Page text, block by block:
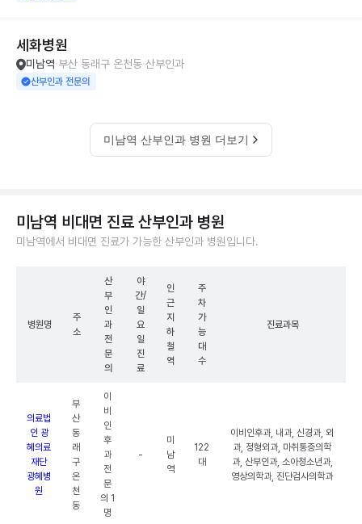
세화병원
미남역 부산 동래구 온천동 산부인과
산부인과 전문의
미남역 산부인과 병원 더보기
미남역 비대면 진료 산부인과 병원
미남역에서 비대면 진료가 가능한 산부인과 병원입니다.
병원명
주
소
산
부
인
과
전
문
의
야
간/
일
요
일
진
료
인
근
지
하
철
역
주
차
가
능
대
수
진료과목
의료법
인 광
혜의료
재단
광혜병
원
부
산
동
래
구
온
천
동
이
비
인
후
과
전
문
의 1
명
-
미
남
역
122
대
이비인후과, 내과, 신경과, 외
과, 정형외과, 마취통증의학
과, 산부인과, 소아청소년과,
영상의학과, 진단검사의학과